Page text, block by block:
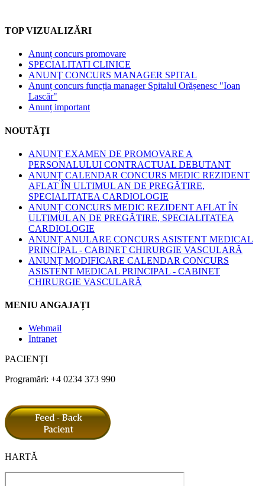
TOP VIZUALIZĂRI
Anunț concurs promovare
SPECIALITATI CLINICE
ANUNŢ CONCURS MANAGER SPITAL
Anunț concurs funcția manager Spitalul Orășenesc "Ioan
Lascăr"
Anunț important
NOUTĂŢI
ANUNȚ EXAMEN DE PROMOVARE A
PERSONALULUI CONTRACTUAL DEBUTANT
ANUNȚ CALENDAR CONCURS MEDIC REZIDENT
AFLAT ÎN ULTIMUL AN DE PREGĂTIRE,
SPECIALITATEA CARDIOLOGIE
ANUNȚ CONCURS MEDIC REZIDENT AFLAT ÎN
ULTIMUL AN DE PREGĂTIRE, SPECIALITATEA
CARDIOLOGIE
ANUNȚ ANULARE CONCURS ASISTENT MEDICAL
PRINCIPAL - CABINET CHIRURGIE VASCULARĂ
ANUNȚ MODIFICARE CALENDAR CONCURS
ASISTENT MEDICAL PRINCIPAL - CABINET
CHIRURGIE VASCULARĂ
MENIU ANGAJAȚI
Webmail
Intranet
PACIENȚI
Programări: +4 0234 373 990
HARTĂ